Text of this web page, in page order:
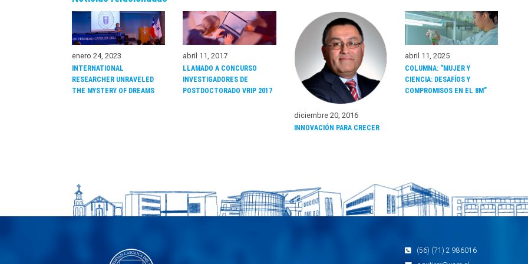
enero 24, 2023
INTERNATIONAL
RESEARCHER UNRAVELED
THE MYSTERY OF DREAMS
abril 11, 2017
LLAMADO A CONCURSO
INVESTIGADORES DE
POSTDOCTORADO VRIP 2017
diciembre 20, 2016
INNOVACIÓN PARA CRECER
abril 11, 2025
COLUMNA: “MUJER Y
CIENCIA: DESAFÍOS Y
COMPROMISOS EN EL 8M”
(56) (71) 2 986016